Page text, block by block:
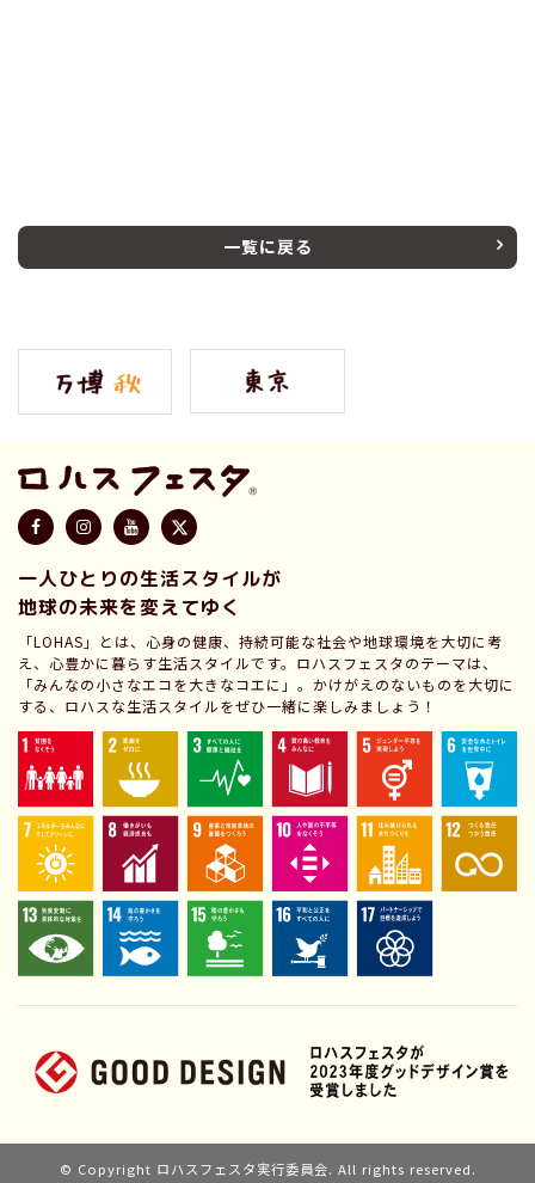
一覧に戻る
一人ひとりの生活スタイルが
地球の未来を変えてゆく
「LOHAS」とは、心身の健康、持続可能な社会や地球環境を大切に考
え、心豊かに暮らす生活スタイルです。ロハスフェスタのテーマは、
「みんなの小さなエコを大きなコエに」。かけがえのないものを大切に
する、ロハスな生活スタイルをぜひ一緒に楽しみましょう！
© Copyright ロハスフェスタ実行委員会. All rights reserved.